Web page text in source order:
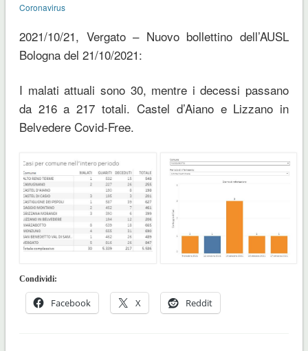
Coronavirus
2021/10/21, Vergato – Nuovo bollettino dell’AUSL
Bologna del 21/10/2021:
I malati attuali sono 30, mentre i decessi passano
da 216 a 217 totali. Castel d’Aiano e Lizzano in
Belvedere Covid-Free.
Condividi:
Facebook X Reddit